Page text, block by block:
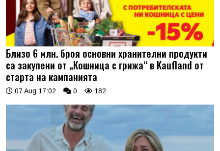
Близо 6 млн. броя основни хранителни продукти
са закупени от „Кошница с грижа“ в Kaufland от
старта на кампанията
07 Aug 17:02 0 182